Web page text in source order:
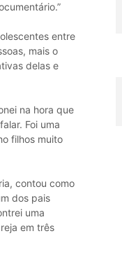
entre
mais o
delas e
na hora que
Foi uma
filhos muito
contou como
dos pais
uma
em três